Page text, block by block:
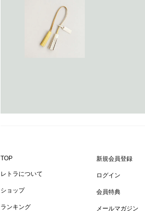
TOP
レトラについて
ショップ
ランキング
新規会員登録
ログイン
会員特典
メールマガジン